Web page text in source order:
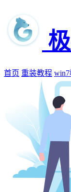
首页 重装教程